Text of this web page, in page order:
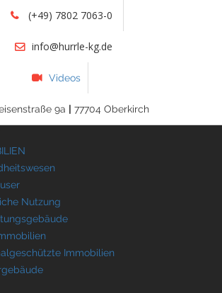
(+49) 7802 7063-0
info@hurrle-kg.de
Videos
9a | 77704 Oberkirch
Nutzung
Immobilien